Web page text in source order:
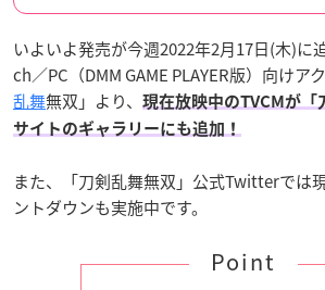
いよいよ発売が今週2022年2月17日(木)
ch／PC（DMM GAME PLAYER版）向けア
乱舞無双」より、
現在放映中のTVCMが「
サイトのギャラリーにも追加！
また、「刀剣乱舞無双」公式Twitterでは
ントダウンも実施中です。
Point